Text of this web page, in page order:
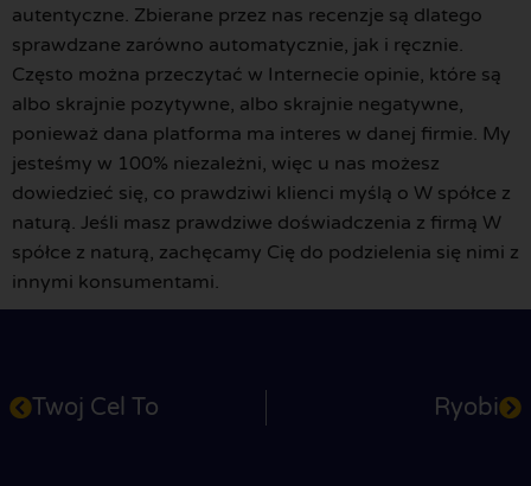
autentyczne. Zbierane przez nas recenzje są dlatego
sprawdzane zarówno automatycznie, jak i ręcznie.
Często można przeczytać w Internecie opinie, które są
albo skrajnie pozytywne, albo skrajnie negatywne,
ponieważ dana platforma ma interes w danej firmie. My
jesteśmy w 100% niezależni, więc u nas możesz
dowiedzieć się, co prawdziwi klienci myślą o W spółce z
naturą. Jeśli masz prawdziwe doświadczenia z firmą W
spółce z naturą, zachęcamy Cię do podzielenia się nimi z
innymi konsumentami.
Twoj Cel To Ryobi